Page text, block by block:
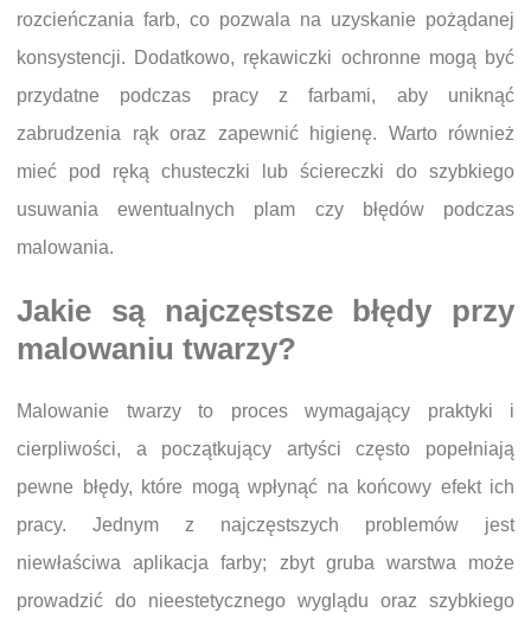
rozcieńczania farb, co pozwala na uzyskanie pożądanej
konsystencji. Dodatkowo, rękawiczki ochronne mogą być
przydatne podczas pracy z farbami, aby uniknąć
zabrudzenia rąk oraz zapewnić higienę. Warto również
mieć pod ręką chusteczki lub ściereczki do szybkiego
usuwania ewentualnych plam czy błędów podczas
malowania.
Jakie są najczęstsze błędy przy
malowaniu twarzy?
Malowanie twarzy to proces wymagający praktyki i
cierpliwości, a początkujący artyści często popełniają
pewne błędy, które mogą wpłynąć na końcowy efekt ich
pracy. Jednym z najczęstszych problemów jest
niewłaściwa aplikacja farby; zbyt gruba warstwa może
prowadzić do nieestetycznego wyglądu oraz szybkiego